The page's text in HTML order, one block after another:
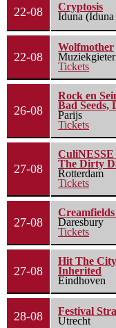
22-08
Cryptosis
Iduna
22-08
Wolfmother
Tickets
26-08
Rock en
Bad Seeds,
Parijs
Tickets
27-08
CuliNESSE
The Dirty
Rotterdam
Tickets
27-08
Daresbury
Tickets
27-08
Hit The
Inherited
Eindhoven
28-08
Festival
Utrecht